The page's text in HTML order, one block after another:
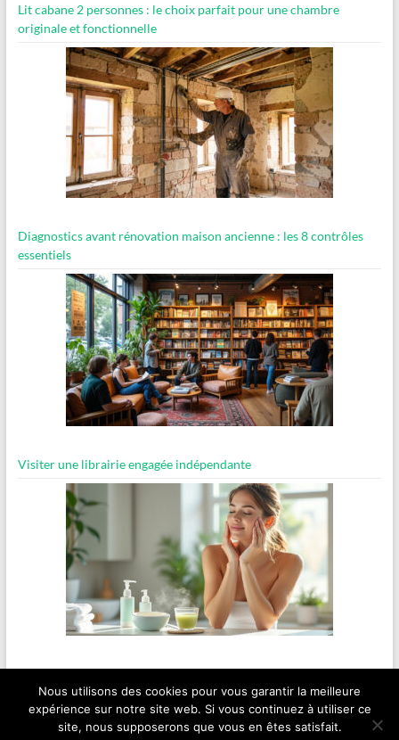
Lit cabane 2 personnes : le choix parfait pour une chambre
originale et fonctionnelle
Diagnostics avant rénovation maison ancienne : les 8 contrôles
essentiels
Visiter une librairie engagée indépendante
Routine bien-être express pour les matins pressés
Nous utilisons des cookies pour vous garantir la meilleure
expérience sur notre site web. Si vous continuez à utiliser ce
site, nous supposerons que vous en êtes satisfait.